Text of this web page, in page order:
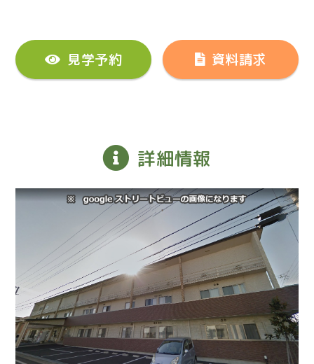
見学予約 資料請求
詳細情報